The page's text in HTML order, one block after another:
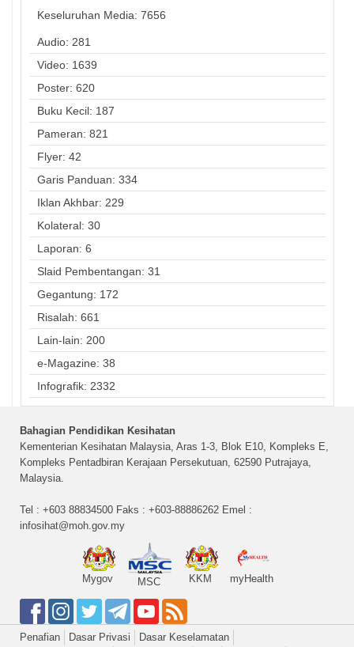
Keseluruhan Media: 7656
Audio: 281
Video: 1639
Poster: 620
Buku Kecil: 187
Pameran: 821
Flyer: 42
Garis Panduan: 334
Iklan Akhbar: 229
Kolateral: 30
Laporan: 6
Slaid Pembentangan: 31
Gegantung: 172
Risalah: 661
Lain-lain: 200
e-Magazine: 38
Infografik: 2332
Bahagian Pendidikan Kesihatan
Kementerian Kesihatan Malaysia, Aras 1-3, Blok E10, Kompleks E,
Kompleks Pentadbiran Kerajaan Persekutuan, 62590 Putrajaya,
Malaysia.
Tel : +603 88834500 Faks : +603-88886262 Emel :
infosihat@moh.gov.my
Mygov MSC KKM myHealth
Penafian Dasar Privasi Dasar Keselamatan